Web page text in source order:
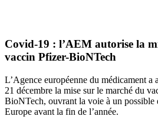
Covid-19 : l’AEM autorise la
vaccin Pfizer-BioNTech
L’Agence européenne du médicament a
21 décembre la mise sur le marché du
BioNTech, ouvrant la voie à un possible
Europe avant la fin de l’année.